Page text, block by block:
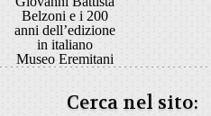
Belzoni e i 200
anni dell’edizione
in italiano
Museo Eremitani
Cerca nel sito: